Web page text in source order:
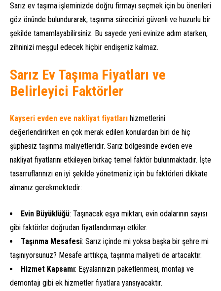
Sarız ev taşıma işleminizde doğru firmayı seçmek için bu önerileri
göz önünde bulundurarak, taşınma sürecinizi güvenli ve huzurlu bir
şekilde tamamlayabilirsiniz. Bu sayede yeni evinize adım atarken,
zihninizi meşgul edecek hiçbir endişeniz kalmaz.
Sarız Ev Taşıma Fiyatları ve
Belirleyici Faktörler
Kayseri evden eve nakliyat fiyatları hizmetlerini
değerlendirirken en çok merak edilen konulardan biri de hiç
şüphesiz taşınma maliyetleridir. Sarız bölgesinde evden eve
nakliyat fiyatlarını etkileyen birkaç temel faktör bulunmaktadır. İşte
tasarruflarınızı en iyi şekilde yönetmeniz için bu faktörleri dikkate
almanız gerekmektedir:
Evin Büyüklüğü: Taşınacak eşya miktarı, evin odalarının sayısı
gibi faktörler doğrudan fiyatlandırmayı etkiler.
Taşınma Mesafesi: Sarız içinde mi yoksa başka bir şehre mi
taşınıyorsunuz? Mesafe arttıkça, taşınma maliyeti de artacaktır.
Hizmet Kapsamı: Eşyalarınızın paketlenmesi, montajı ve
demontajı gibi ek hizmetler fiyatlara yansıyacaktır.